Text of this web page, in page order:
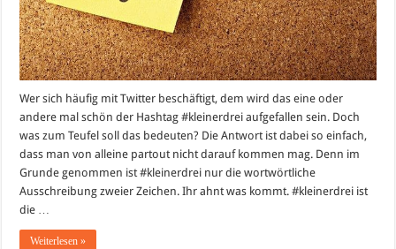
Wer sich häufig mit Twitter beschäftigt, dem wird das eine oder
andere mal schön der Hashtag #kleinerdrei aufgefallen sein. Doch
was zum Teufel soll das bedeuten? Die Antwort ist dabei so einfach,
dass man von alleine partout nicht darauf kommen mag. Denn im
Grunde genommen ist #kleinerdrei nur die wortwörtliche
Ausschreibung zweier Zeichen. Ihr ahnt was kommt. #kleinerdrei ist
die …
Weiterlesen »